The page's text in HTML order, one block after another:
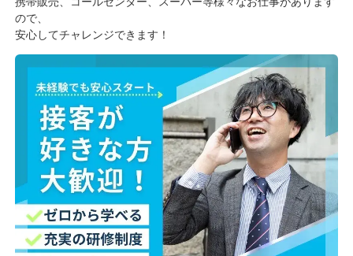
ので、
安心してチャレンジできます！